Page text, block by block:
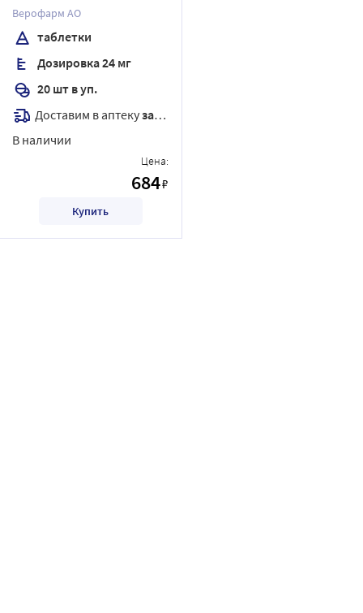
Верофарм АО
таблетки
Дозировка 24 мг
20 шт в уп.
Доставим в аптекузавтра
В наличии
Цена:
684₽
Купить